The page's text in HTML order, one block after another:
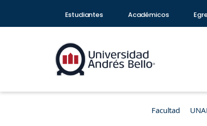
Estudiantes Académicos
Facultad